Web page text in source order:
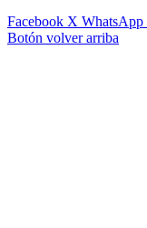
Facebook X WhatsApp
Botón volver arriba